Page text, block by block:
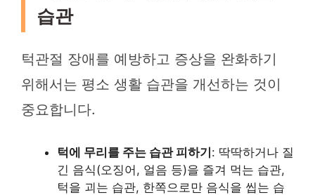
습관
턱관절 장애를 예방하고 증상을 완화하기
위해서는 평소 생활 습관을 개선하는 것이
중요합니다.
턱에 무리를 주는 습관 피하기: 딱딱하거나 질
긴 음식(오징어, 얼음 등)을 즐겨 먹는 습관,
턱을 괴는 습관, 한쪽으로만 음식을 씹는 습